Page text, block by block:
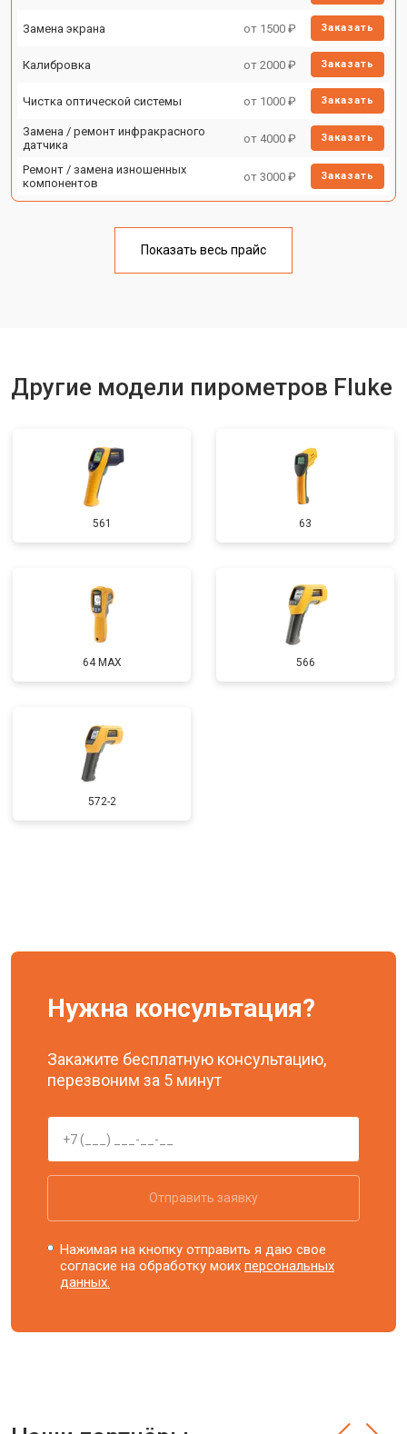
Замена экрана от 1500 ₽ Заказать
Калибровка от 2000 ₽ Заказать
Чистка оптической системы от 1000 ₽ Заказать
Замена / ремонт инфракрасного
датчика
от 4000 ₽ Заказать
Ремонт / замена изношенных
компонентов
от 3000 ₽ Заказать
Показать весь прайс
Другие модели пирометров Fluke
561 63
64 MAX 566
572-2
Нужна консультация?
Закажите бесплатную консультацию,
перезвоним за 5 минут
Отправить заявку
Нажимая на кнопку отправить я даю свое
согласие на обработку моихперсональных
данных.